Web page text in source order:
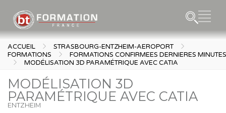
ACCUEIL
STRASBOURG-ENTZHEIM-AEROPORT
FORMATIONS
FORMATIONS CONFIRMEES DERNIERES MINUTES
MODÉLISATION 3D PARAMÉTRIQUE AVEC CATIA
MODÉLISATION 3D
PARAMÉTRIQUE AVEC CATIA
ENTZHEIM